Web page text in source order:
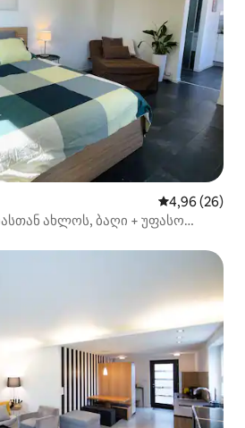
საშუალო
4,96 (26)
ახლოს, ბაღი + უფასო